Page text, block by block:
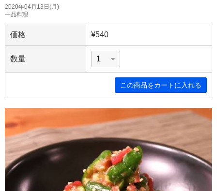
2020年04月13日(月)
一品料理
価格 ¥540
数量